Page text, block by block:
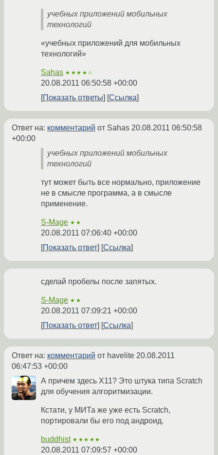
учебных приложений мобильных
технологий
«учебных приложений для мобильных
технологий»
Sahas ★★★★☆
20.08.2011 06:50:58 +00:00
Показать ответы
Ссылка
Ответ на: комментарий от Sahas 20.08.2011 06:50:58
+00:00
учебных приложений мобильных
технологий
тут может быть все нормально, приложение
не в смысле программа, а в смысле
применение.
S-Mage ★★
20.08.2011 07:06:40 +00:00
Показать ответ
Ссылка
сделай пробелы после запятых.
S-Mage ★★
20.08.2011 07:09:21 +00:00
Показать ответ
Ссылка
Ответ на: комментарий от havelite 20.08.2011
06:47:53 +00:00
А причем здесь X11? Это штука типа Scratch
для обучения алгоритмизации.
Кстати, у МИТа же уже есть Scratch,
портировали бы его под андроид.
buddhist ★★★★★
20.08.2011 07:09:57 +00:00